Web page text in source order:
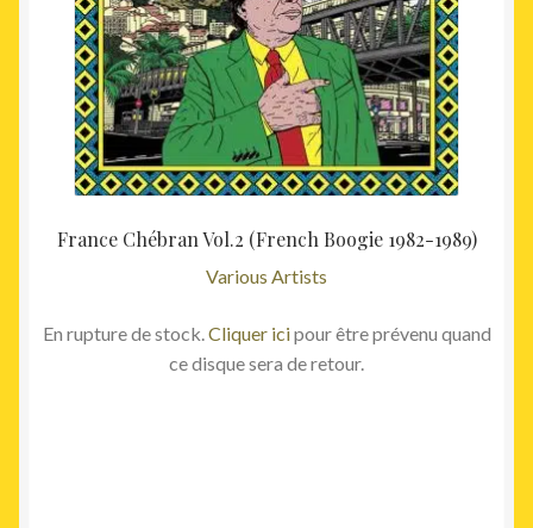
France Chébran Vol.2 (French Boogie 1982-1989)
Various Artists
En rupture de stock. Cliquer icipour être prévenu quand
ce disque sera de retour.